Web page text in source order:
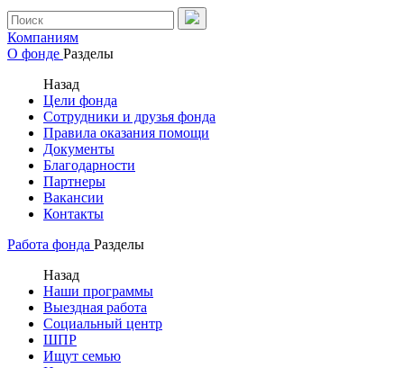
Компаниям
О фонде Разделы
Назад
Цели фонда
Сотрудники и друзья фонда
Правила оказания помощи
Документы
Благодарности
Партнеры
Вакансии
Контакты
Работа фонда Разделы
Назад
Наши программы
Выездная работа
Социальный центр
ШПР
Ищут семью